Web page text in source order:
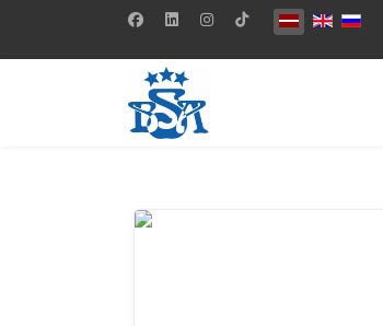
Izvēlieties valodu